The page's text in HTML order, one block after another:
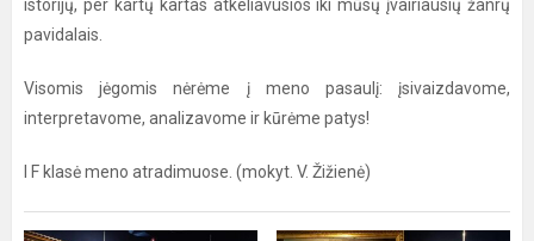
istorijų, per kartų kartas atkeliavusios iki mūsų įvairiausių žanrų
pavidalais.
Visomis jėgomis nėrėme į meno pasaulį: įsivaizdavome,
interpretavome, analizavome ir kūrėme patys!
I F klasė meno atradimuose. (mokyt. V. Žižienė)